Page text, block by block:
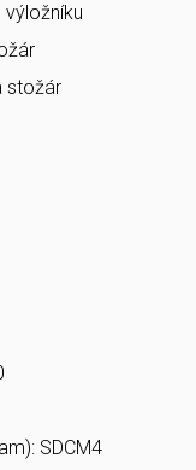
stožár
SDCM4